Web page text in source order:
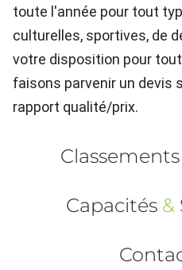
toute l'année pour tout
culturelles, sportives, de
votre disposition pour
faisons parvenir un devis
rapport qualité/prix.
Classements
Capacités &